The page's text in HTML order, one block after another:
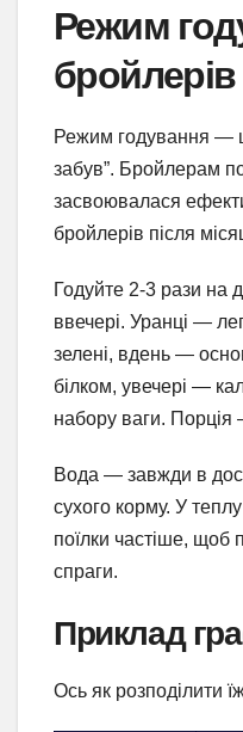
Режим
бройлерів
Режим годування —
забув”. Бройлерам
засвоювалася
бройлерів після
Годуйте 2-3 рази на
ввечері. Уранці —
зелені, вдень —
білком, увечері —
набору ваги. Порція
Вода — завжди в
сухого корму. У
поїлки частіше, щоб
спраги.
Приклад
Ось як розподілити